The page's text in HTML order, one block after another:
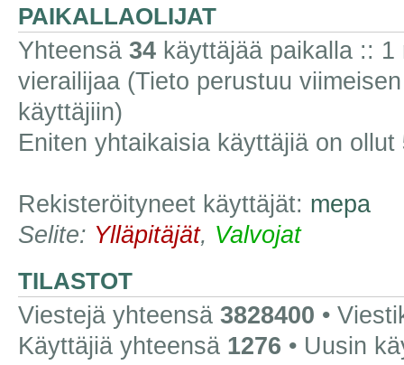
PAIKALLAOLIJAT
Yhteensä 34 käyttäjää paikalla ::
vierailijaa (Tieto perustuu
käyttäjiin)
Eniten yhtaikaisia käyttäjiä on ollut
Rekisteröityneet käyttäjät: mepa
Selite: Ylläpitäjät, Valvojat
TILASTOT
Viestejä yhteensä 3828400 •
Käyttäjiä yhteensä 1276 • Uusin